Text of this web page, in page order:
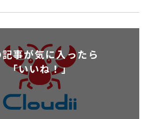
記事が気に入ったら
「いいね！」